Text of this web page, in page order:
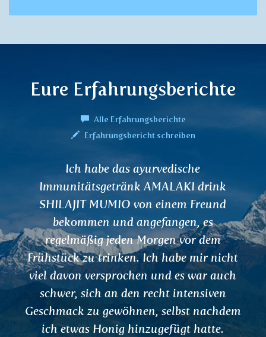
Eure Erfahrungsberichte
Alle Erfahrungsberichte
Erfahrungsbericht schreiben
TRIPHALA-Tee zur Entgiftung des
Verdauungstrakts und KALAMEGHA-
für Leber und Gallenblase haben bei
Verdauung und beim Stuhlgang
und ich fühle mich insgesamt besser.
Aufgrund kleinerer Schwierigkeiten
unregelmäßiger Perioden wurde mir
geraten, meinen Verdauungstrakt zu
reinigen. Meine Menstruation ist jetzt
regelmäßig und ohne Beschwerden.